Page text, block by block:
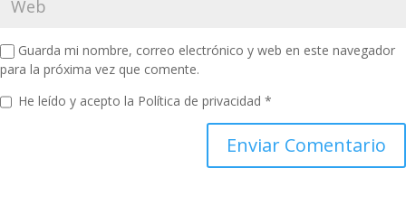
Guarda mi nombre, correo electrónico y web en este navegador
para la próxima vez que comente.
He leído y acepto la Política de privacidad *